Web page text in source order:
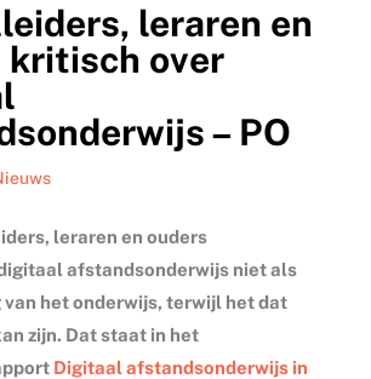
leraren en
kritisch over
– PO
leraren en ouders
afstandsonderwijs niet als
het onderwijs, terwijl het dat
zijn. Dat staat in het
Digitaal afstandsonderwijs in